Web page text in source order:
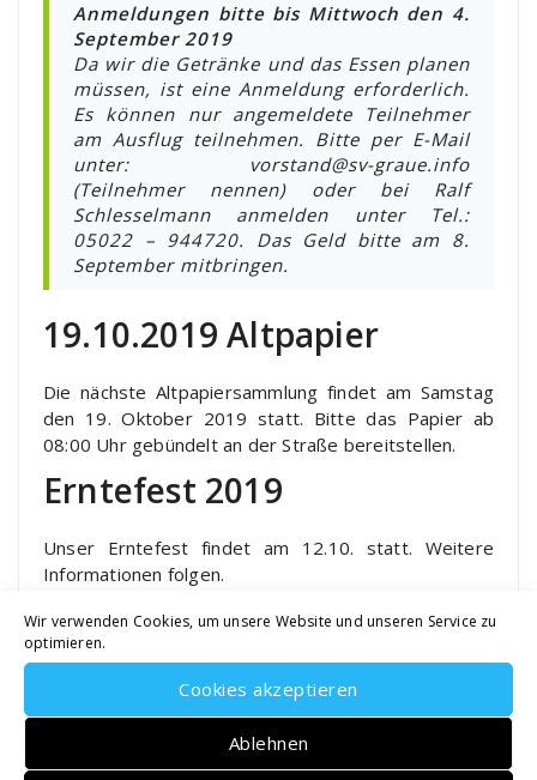
Wir verwenden Cookies, um unsere Website und unseren Service zu
optimieren.
Cookies akzeptieren
Ablehnen
Anmeldungen bitte bis Mittwoch den 4.
September 2019
Da wir die Getränke und das Essen planen
müssen, ist eine Anmeldung erforderlich.
Es können nur angemeldete Teilnehmer
am Ausflug teilnehmen. Bitte per E-Mail
unter: vorstand@sv-graue.info
(Teilnehmer nennen) oder bei Ralf
Schlesselmann anmelden unter Tel.:
05022 – 944720. Das Geld bitte am 8.
September mitbringen.
19.10.2019 Altpapier
Die nächste Altpapiersammlung findet am Samstag
den 19. Oktober 2019 statt. Bitte das Papier ab
08:00 Uhr gebündelt an der Straße bereitstellen.
Erntefest 2019
Unser Erntefest findet am 12.10. statt. Weitere
Informationen folgen.
Suche